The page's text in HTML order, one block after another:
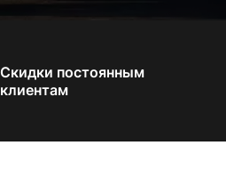
Скидки постоянным
клиентам